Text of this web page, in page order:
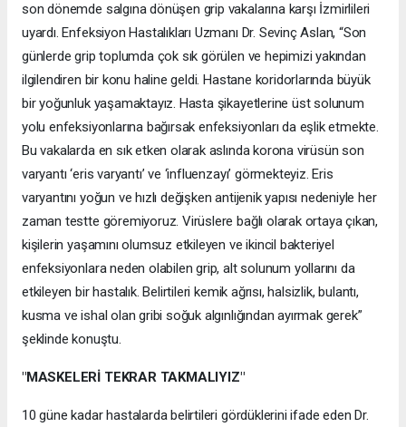
son dönemde salgına dönüşen grip vakalarına karşı İzmirlileri
uyardı. Enfeksiyon Hastalıkları Uzmanı Dr. Sevinç Aslan, “Son
günlerde grip toplumda çok sık görülen ve hepimizi yakından
ilgilendiren bir konu haline geldi. Hastane koridorlarında büyük
bir yoğunluk yaşamaktayız. Hasta şikayetlerine üst solunum
yolu enfeksiyonlarına bağırsak enfeksiyonları da eşlik etmekte.
Bu vakalarda en sık etken olarak aslında korona virüsün son
varyantı ‘eris varyantı’ ve ‘influenzayı’ görmekteyiz. Eris
varyantını yoğun ve hızlı değişken antijenik yapısı nedeniyle her
zaman testte göremiyoruz. Virüslere bağlı olarak ortaya çıkan,
kişilerin yaşamını olumsuz etkileyen ve ikincil bakteriyel
enfeksiyonlara neden olabilen grip, alt solunum yollarını da
etkileyen bir hastalık. Belirtileri kemik ağrısı, halsizlik, bulantı,
kusma ve ishal olan gribi soğuk algınlığından ayırmak gerek”
şeklinde konuştu.
"MASKELERİ TEKRAR TAKMALIYIZ"
10 güne kadar hastalarda belirtileri gördüklerini ifade eden Dr.